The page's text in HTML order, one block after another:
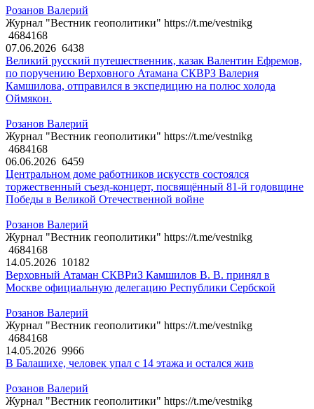
Розанов Валерий
Журнал "Вестник геополитики" https://t.me/vestnikg
4684168
07.06.2026 6438
Великий русский путешественник, казак Валентин Ефремов,
по поручению Верховного Атамана СКВРЗ Валерия
Камшилова, отправился в экспедицию на полюс холода
Оймякон.
Розанов Валерий
Журнал "Вестник геополитики" https://t.me/vestnikg
4684168
06.06.2026 6459
Центральном доме работников искусств состоялся
торжественный съезд-концерт, посвящённый 81-й годовщине
Победы в Великой Отечественной войне
Розанов Валерий
Журнал "Вестник геополитики" https://t.me/vestnikg
4684168
14.05.2026 10182
Верховный Атаман СКВРиЗ Камшилов В. В. принял в
Москве официальную делегацию Республики Сербской
Розанов Валерий
Журнал "Вестник геополитики" https://t.me/vestnikg
4684168
14.05.2026 9966
В Балашихе, человек упал с 14 этажа и остался жив
Розанов Валерий
Журнал "Вестник геополитики" https://t.me/vestnikg